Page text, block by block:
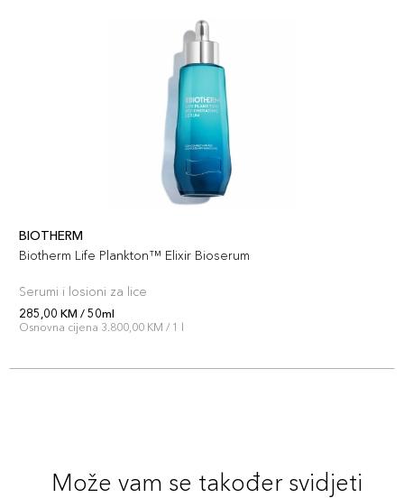
BIOTHERM
Biotherm Life Plankton™ Elixir Bioserum
Serumi i losioni za lice
285,00 KM / 50ml
Osnovna cijena 3.800,00 KM / 1 l
Može vam se također svidjeti